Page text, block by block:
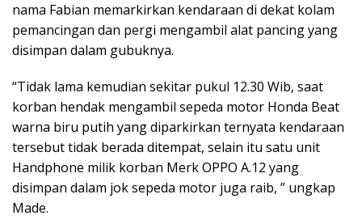
nama Fabian memarkirkan kendaraan di dekat kolam
pemancingan dan pergi mengambil alat pancing yang
disimpan dalam gubuknya.
“Tidak lama kemudian sekitar pukul 12.30 Wib, saat
korban hendak mengambil sepeda motor Honda Beat
warna biru putih yang diparkirkan ternyata kendaraan
tersebut tidak berada ditempat, selain itu satu unit
Handphone milik korban Merk OPPO A.12 yang
disimpan dalam jok sepeda motor juga raib, ” ungkap
Made.